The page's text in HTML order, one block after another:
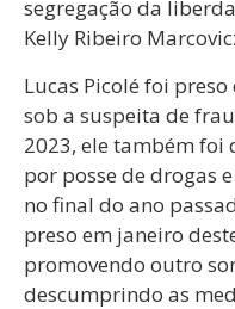
segregação da
Kelly Ribeiro
Lucas Picolé foi
sob a suspeita de
2023, ele também foi
por posse de drogas
no final do ano
preso em janeiro
promovendo outro
descumprindo as